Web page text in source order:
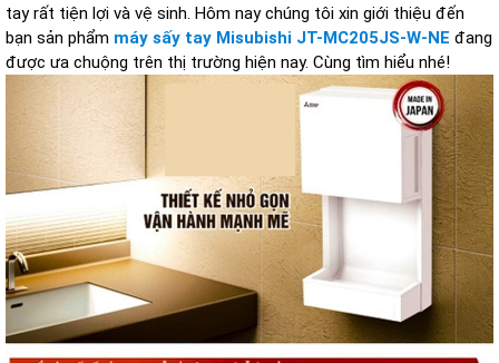
tay rất tiện lợi và vệ sinh. Hôm nay chúng tôi xin giới thiệu đến
bạn sản phẩm máy sấy tay Misubishi JT-MC205JS-W-NE đang
được ưa chuộng trên thị trường hiện nay. Cùng tìm hiểu nhé!